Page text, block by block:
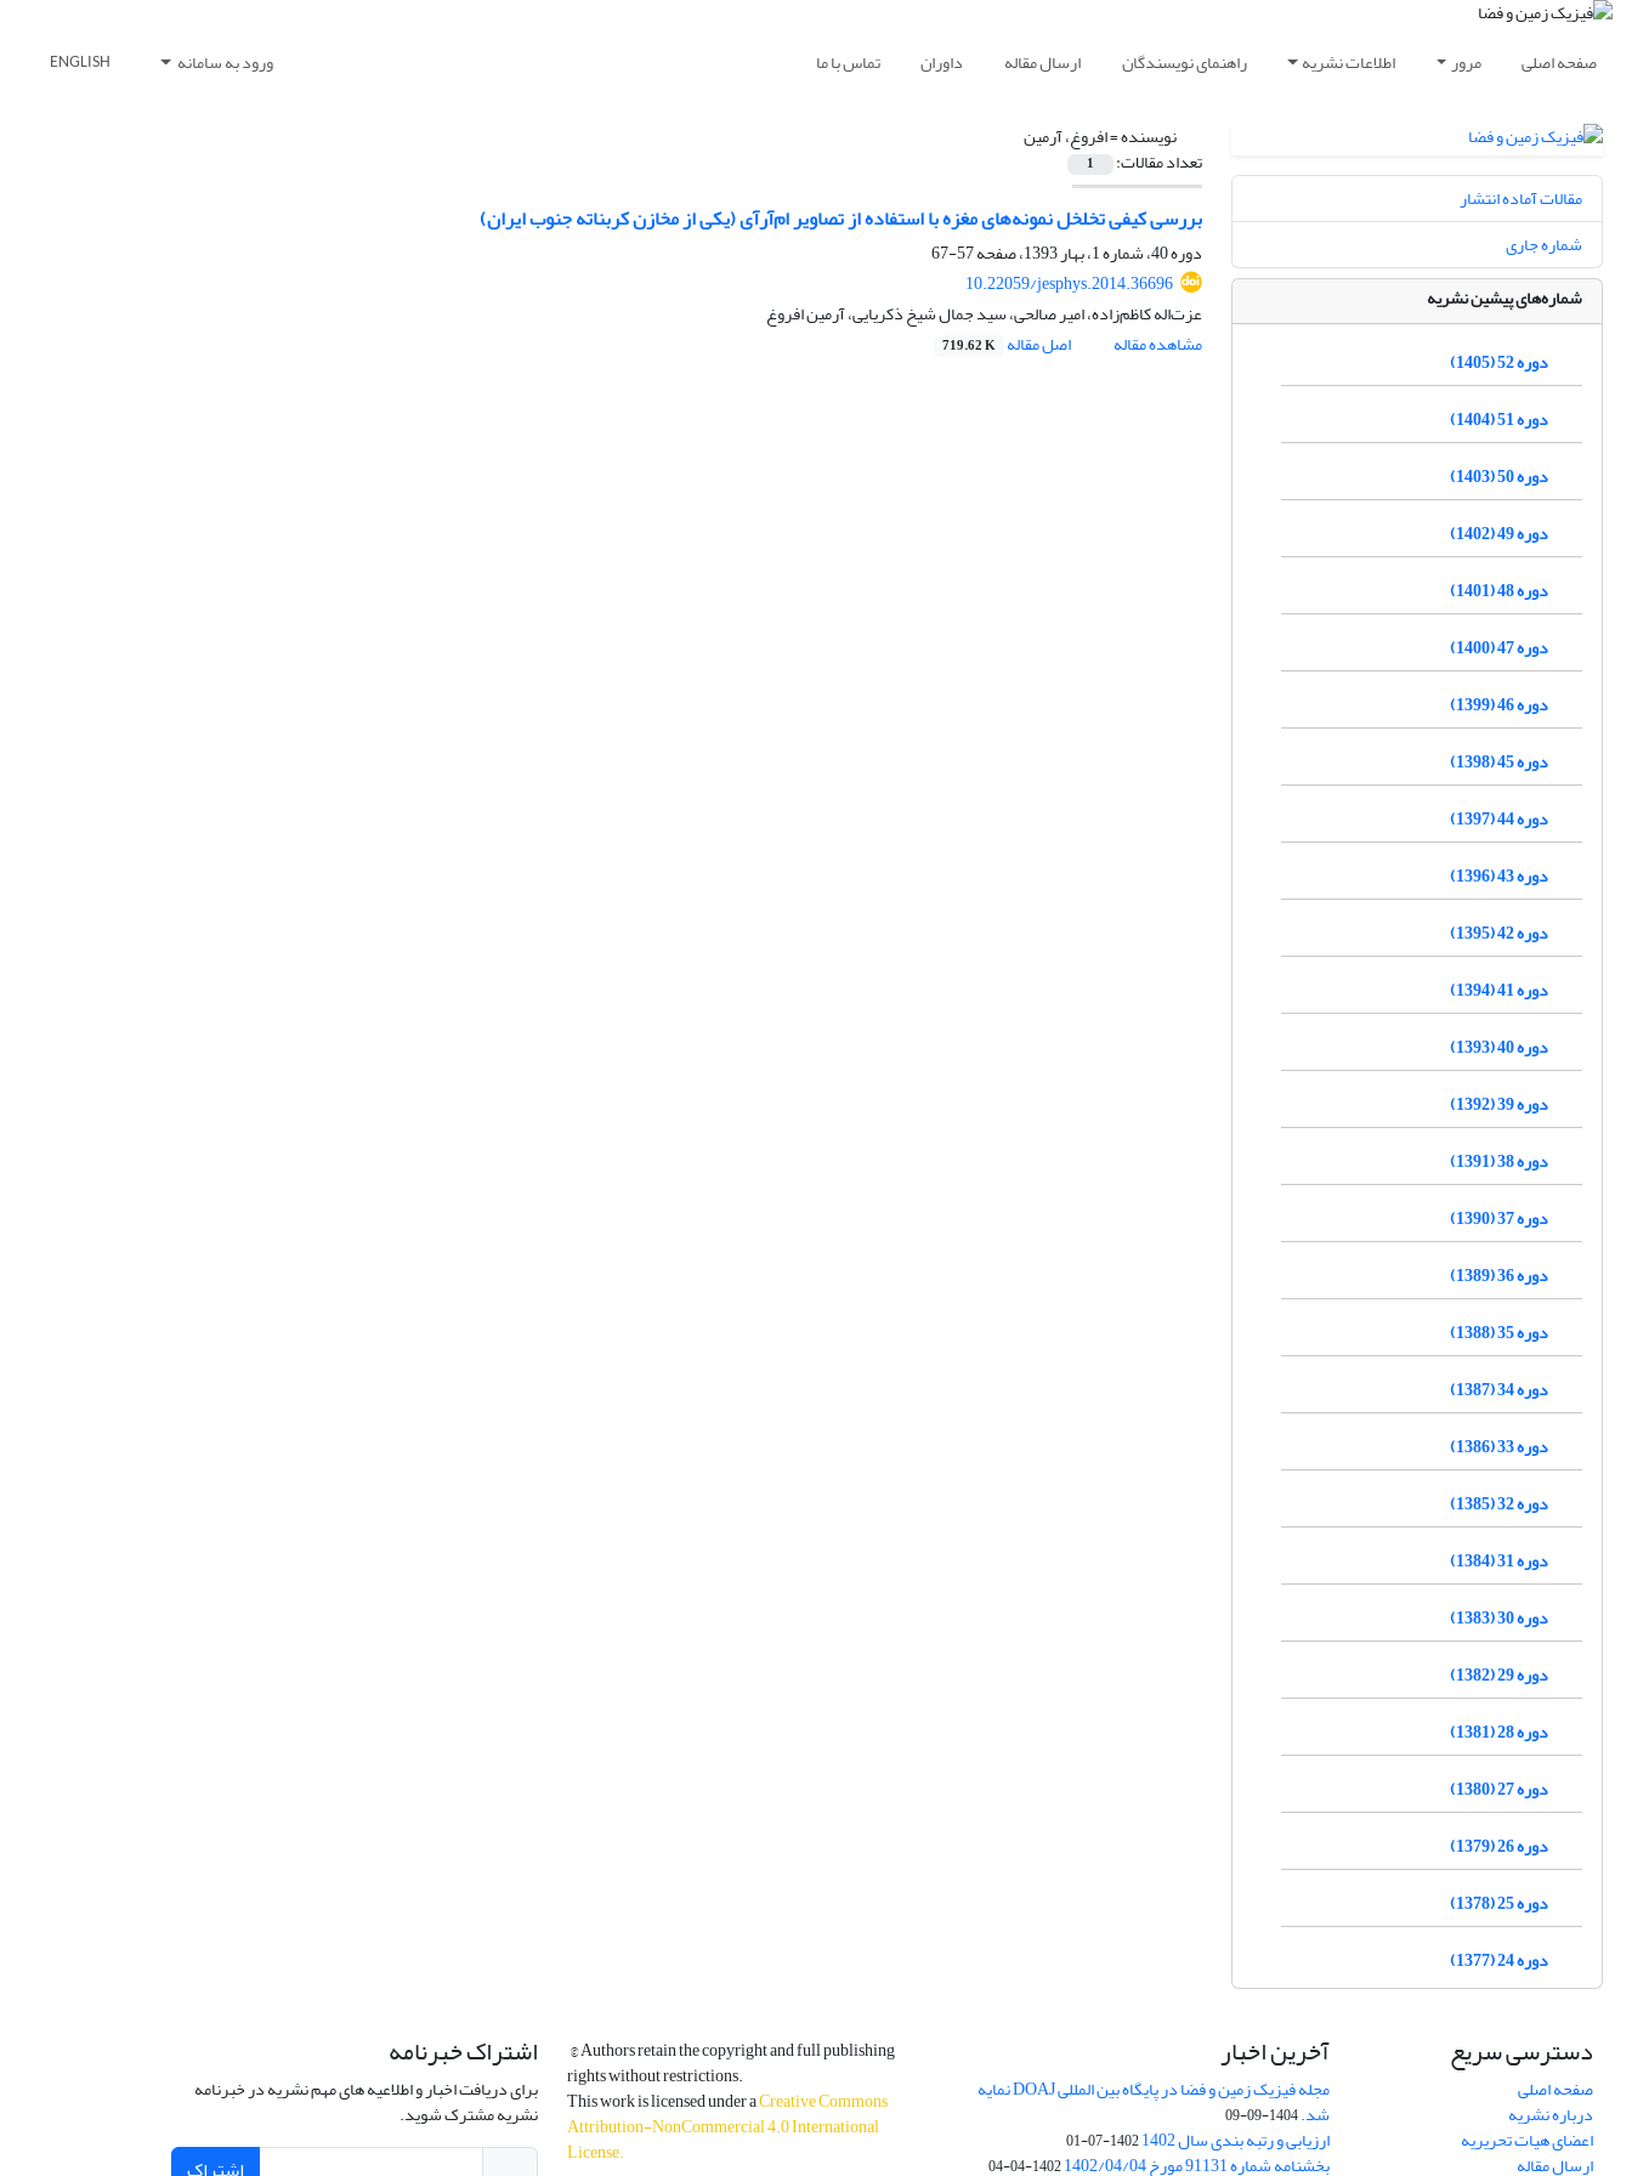
صفحه اصلی مرور اطلاعات نشریه راهنمای نویسندگان ارسال مقاله داوران تماس با ما ورود به سامانه ENGLISH
نویسنده =افروغ، آرمین
تعداد مقالات: 1
بررسی کیفی تخلخل نمونه‌‌‌‌های مغزه با استفاده از تصاویر ام‌آر‌آی (یکی از مخازن کربناته جنوب ایران)
دوره 40، شماره 1، بهار 1393، صفحه
57-67
10.22059/jesphys.2014.36696
عزت‌اله کاظم‌زاده، امیر صالحی، سید جمال شیخ ذکریایی، آرمین افروغ
مشاهده مقاله
اصل مقاله 719.62 K
مقالات آماده انتشار
شماره جاری
شماره‌های پیشین نشریه
دوره 52 (1405)
دوره 51 (1404)
دوره 50 (1403)
دوره 49 (1402)
دوره 48 (1401)
دوره 47 (1400)
دوره 46 (1399)
دوره 45 (1398)
دوره 44 (1397)
دوره 43 (1396)
دوره 42 (1395)
دوره 41 (1394)
دوره 40 (1393)
دوره 39 (1392)
دوره 38 (1391)
دوره 37 (1390)
دوره 36 (1389)
دوره 35 (1388)
دوره 34 (1387)
دوره 33 (1386)
دوره 32 (1385)
دوره 31 (1384)
دوره 30 (1383)
دوره 29 (1382)
دوره 28 (1381)
دوره 27 (1380)
دوره 26 (1379)
دوره 25 (1378)
دوره 24 (1377)
دسترسی سریع
صفحه اصلی
درباره نشریه
اعضای هیات تحریریه
ارسال مقاله
آخرین اخبار
مجله فیزیک زمین و فضا در پایگاه بین المللی DOAJ نمایه
شد.1404-09-09
ارزیابی و رتبه بندی سال 1402 1402-07-01
بخشنامه شماره 91131 مورخ 1402/04/04 1402-04-04
© Authors retain the copyright and full publishing
rights without restrictions.
This work is licensed under aCreative Commons
Attribution-NonCommercial 4.0 International
License.
اشتراک خبرنامه
برای دریافت اخبار و اطلاعیه های مهم نشریه در خبرنامه
نشریه مشترک شوید.